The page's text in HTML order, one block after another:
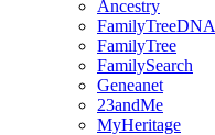
Ancestry
FamilyTreeDNA
FamilyTree
FamilySearch
Geneanet
23andMe
MyHeritage